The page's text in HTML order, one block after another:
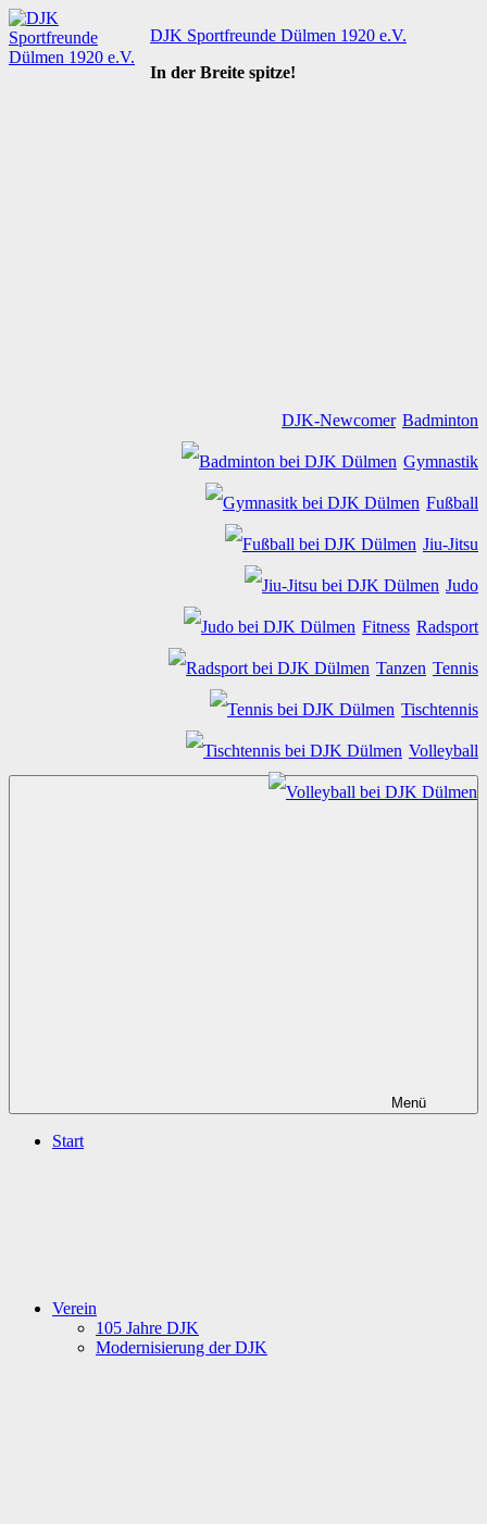
Zum
Inhalt
springen
DJK Sportfreunde Dülmen 1920 e.V.
In der Breite spitze!
DJK-Newcomer Badminton
Gymnastik
Fußball
Jiu-Jitsu
Judo
Fitness Radsport
Tanzen Tennis
Tischtennis
Volleyball
Menü
Start
Verein
105 Jahre DJK
Modernisierung der DJK